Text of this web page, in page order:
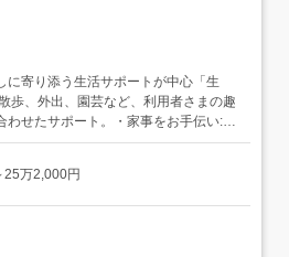
に寄り添う生活サポートが中心「生
歩、外出、園芸など、利用者さまの趣
わせたサポート。・家事をお手伝い:掃
者さまが「できること」を尊重し、自
活に必要な身体的なお手伝いも行いま
25万2,000円